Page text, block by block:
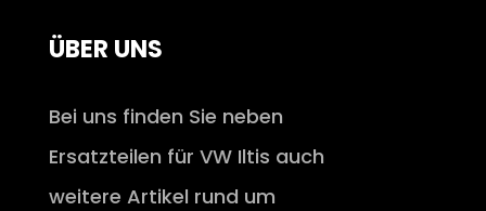
ÜBER UNS
Bei uns finden Sie neben
Ersatzteilen für VW Iltis auch
weitere Artikel rund um